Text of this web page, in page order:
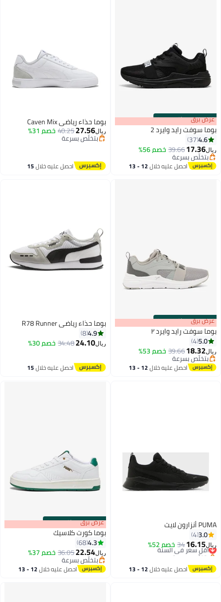
00m:00s
·باقي 100% عرض برق
بوما سوفت رايد وايرد 2
4.6
37
ريال17.36
39.66خصم 56%
بتخلّص بسرعة
بتخلّص بسرعةاحصل عليه خلال 12 - 13
بوما حذاء رياضي Caven Mix
ريال27.56
40.25خصم 31%
بتخلّص بسرعة
احصل عليه خلال15
00m:00s
·باقي 100% عرض برق
بوما سوفت رايد وايرد ٢
5.0
4
ريال18.32
39.66خصم 53%
بتخلّص بسرعة
بتخلّص بسرعةاحصل عليه خلال 12 - 13
بوما حذاء رياضي R78 Runner
4.9
8
ريال24.10
34.48خصم 30%
احصل عليه خلال15
PUMA أنزارون لايت
3.0
4
ريال16.15
34 خصم 52%
أقل سعر في السنة
بتخلّص بسرعة
أقل سعر في السنة
احصل عليه خلال 12 - 13
00m:00s
·باقي 100%
2
عرض برق
بوما كورت كلاسيك
4.3
68
ريال22.54
36.05خصم 37%
بتخلّص بسرعة
بتخلّص بسرعةاحصل عليه خلال 12 - 13